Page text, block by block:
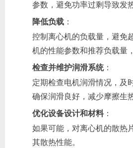
参数，避免功率过剩导致发热
降低负载 ：
控制离心机的负载量，避免
机的性能参数和推荐负载量
检查并维护润滑系统：
定期检查电机润滑情况，及
确保润滑良好，减少摩擦生热
优化设备设计和材料：
如果可能，对离心机的散热
其散热性能。